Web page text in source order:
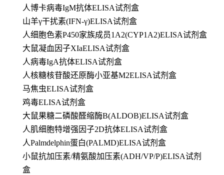
人博卡病毒IgM抗体ELISA试剂盒
山羊γ干扰素(IFN-γ)ELISA试剂盒
人细胞色素P450家族成员1A2(CYP1A2)ELISA试剂盒
大鼠凝血因子XIaELISA试剂盒
人病毒IgA抗体ELISA试剂盒
人核糖核苷酸还原酶小亚基M2ELISA试剂盒
马焦虫ELISA试剂盒
鸡毒ELISA试剂盒
大鼠果糖二磷酸醛缩酶B(ALDOB)ELISA试剂盒
人肌细胞特增强因子2D抗体ELISA试剂盒
人Palmdelphin蛋白(PALMD)ELISA试剂盒
小鼠抗加压素/精氨酸加压素(ADH/VP/P)ELISA试剂
盒